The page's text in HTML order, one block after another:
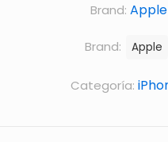
Categoría:
Brand: Apple
Brand: Apple